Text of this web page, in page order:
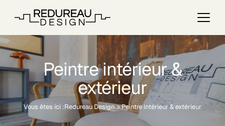
Peintre intérieur &
extérieur
Vous êtes ici :Redureau Design>Peintre intérieur & extérieur